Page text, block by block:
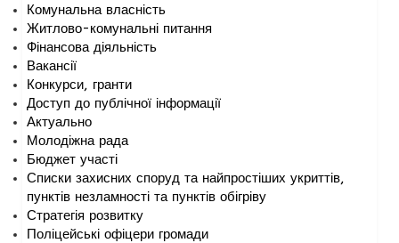
Комунальна власність
Житлово-комунальні питання
Фінансова діяльність
Вакансії
Конкурси, гранти
Доступ до публічної інформації
Актуально
Молодіжна рада
Бюджет участі
Списки захисних споруд та найпростіших укриттів,
пунктів незламності та пунктів обігріву
Стратегія розвитку
Поліцейські офіцери громади